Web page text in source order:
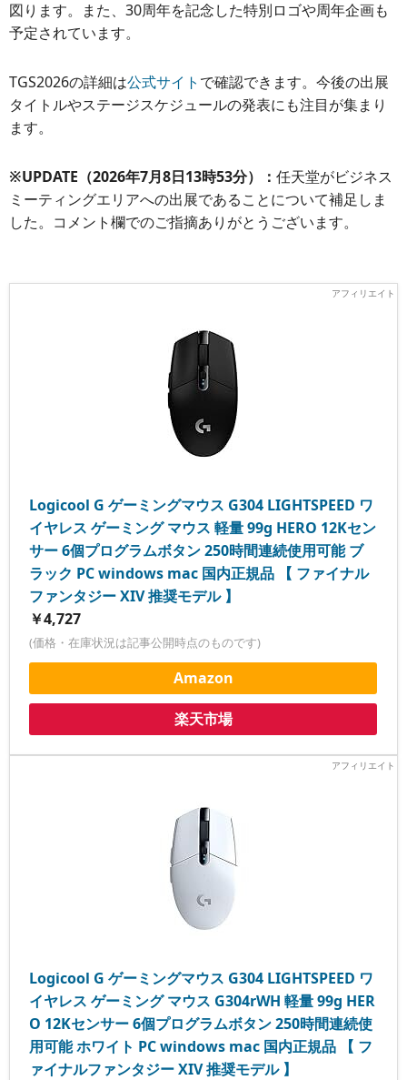
図ります。また、30周年を記念した特別ロゴや周年企画も
予定されています。
TGS2026の詳細は公式サイト で確認できます。今後の出展
タイトルやステージスケジュールの発表にも注目が集まり
ます。
※UPDATE（2026年7月8日13時53分）： 任天堂がビジネス
ミーティングエリアへの出展であることについて補足しま
した。コメント欄でのご指摘ありがとうございます。
Logicool G ゲーミングマウス G304 LIGHTSPEED ワ
イヤレス ゲーミング マウス 軽量 99g HERO 12Kセン
サー 6個プログラムボタン 250時間連続使用可能 ブ
ラック PC windows mac 国内正規品 【 ファイナル
ファンタジー XIV 推奨モデル 】
￥4,727
(価格・在庫状況は記事公開時点のものです)
Amazon
楽天市場
Logicool G ゲーミングマウス G304 LIGHTSPEED ワ
イヤレス ゲーミング マウス G304rWH 軽量 99g HER
O 12Kセンサー 6個プログラムボタン 250時間連続使
用可能 ホワイト PC windows mac 国内正規品 【 フ
ァイナルファンタジー XIV 推奨モデル 】